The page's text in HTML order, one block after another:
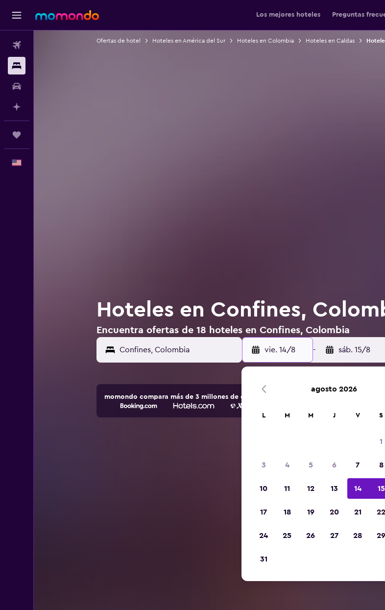
Los mejores hoteles Preguntas
Ofertas de hotel Hoteles en América del Sur Hoteles en Colombia Hoteles en Caldas
Hoteles en Confines,
Encuentra ofertas de 18 hoteles en Confines, Colombia
vie. 14/8 - sáb. 15/8
momondo compara más de 3 millones de opciones de hoteles y alojamientos.
agosto 2026
L M M J V S
1
3 4 5 6 7 8
10 11 12 13 14 15
17 18 19 20 21 22
24 25 26 27 28 29
31